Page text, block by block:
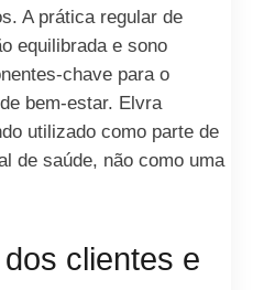
A prática regular de
equilibrada e sono
chave para o
bem-estar. Elvra
utilizado como parte de
de saúde, não como uma
clientes e